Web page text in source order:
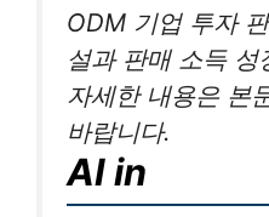
ODM 기업 투자
설과 판매 소득 성
자세한 내용은 본
바랍니다.
AI in